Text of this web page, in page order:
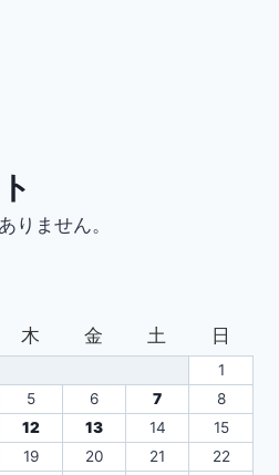
りません。
木 金 土 日
1
5 6 7
8
12 13 14
15
19 20 21
22